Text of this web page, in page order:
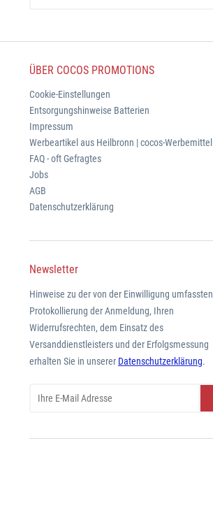
ÜBER COCOS PROMOTIONS
Cookie-Einstellungen
Entsorgungshinweise Batterien
Impressum
Werbeartikel aus Heilbronn | cocos-Werbemittel
FAQ - oft Gefragtes
Jobs
AGB
Datenschutzerklärung
Newsletter
Hinweise zu der von der Einwilligung umfassten
Protokollierung der Anmeldung, Ihren
Widerrufsrechten, dem Einsatz des
Versanddienstleisters und der Erfolgsmessung
erhalten Sie in unserer Datenschutzerklärung.